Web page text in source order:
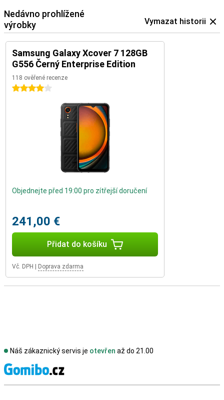
Nedávno prohlížené
výrobky
Vymazat historii
Samsung Galaxy Xcover 7 128GB
G556 Černý Enterprise Edition
118 ověřené recenze
4 hvězdičky
Objednejte před 19:00 pro zítřejší doručení
241,00 €
Přidat do košíku
Vč. DPH Doprava zdarma
Náš zákaznický servis je otevřen až do 21.00